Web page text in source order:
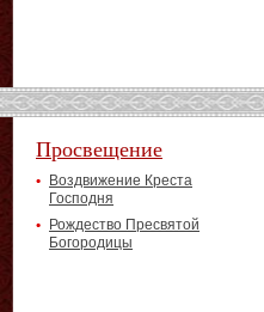
Просвещение
Воздвижение Креста
Господня
Рождество Пресвятой
Богородицы